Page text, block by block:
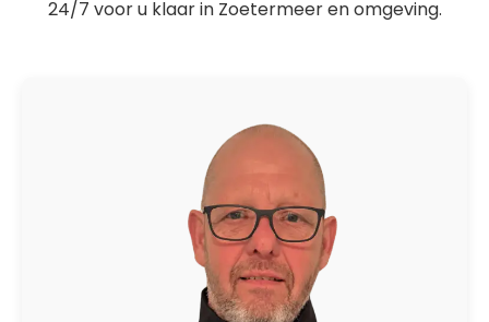
24/7 voor u klaar in Zoetermeer en omgeving.